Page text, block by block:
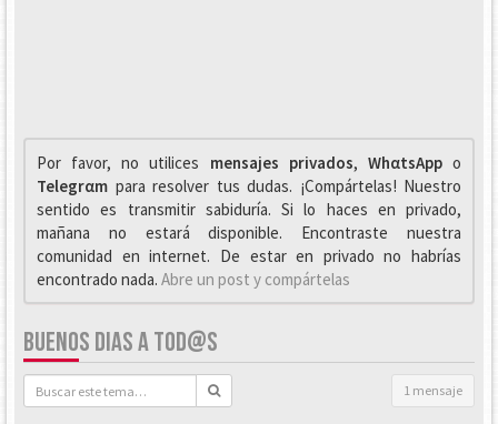
Por favor, no utilices mensajes privados, WhαtsAppo
Telegrαm para resolver tus dudas. ¡Compártelas! Nuestro
sentido es transmitir sabiduría. Si lo haces en privado,
mañana no estará disponible. Encontraste nuestra
comunidad en internet. De estar en privado no habrías
encontrado nada. Abre un post y compártelas
BUENOS DIAS A TOD@S
1 mensaje